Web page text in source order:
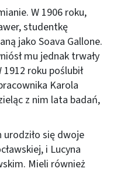
W 1906 roku,
studentkę
jako Soava Gallone.
mu jednak trwały
roku poślubił
Karola
z nim lata badań,
urodziło się dwoje
i Lucyna
Mieli również